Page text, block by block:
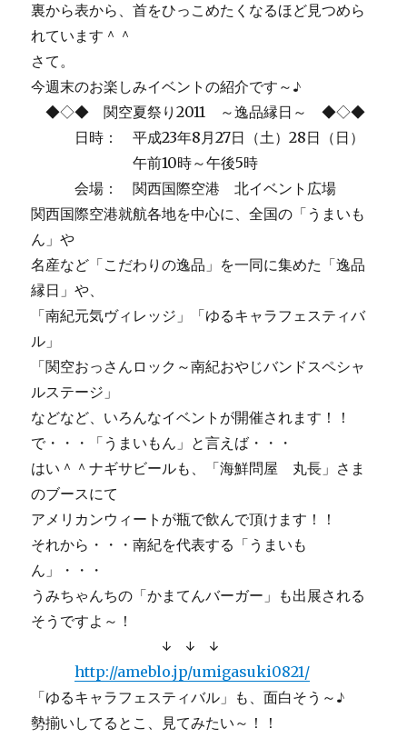
裏から表から、首をひっこめたくなるほど見つめら
れています＾＾
さて。
今週末のお楽しみイベントの紹介です～♪
◆◇◆ 関空夏祭り2011 ～逸品縁日～ ◆◇◆
日時： 平成23年8月27日（土）28日（日）
午前10時～午後5時
会場： 関西国際空港 北イベント広場
関西国際空港就航各地を中心に、全国の「うまいも
ん」や
名産など「こだわりの逸品」を一同に集めた「逸品
縁日」や、
「南紀元気ヴィレッジ」「ゆるキャラフェスティバ
ル」
「関空おっさんロック～南紀おやじバンドスペシャ
ルステージ」
などなど、いろんなイベントが開催されます！！
で・・・「うまいもん」と言えば・・・
はい＾＾ナギサビールも、「海鮮問屋 丸長」さま
のブースにて
アメリカンウィートが瓶で飲んで頂けます！！
それから・・・南紀を代表する「うまいも
ん」・・・
うみちゃんちの「かまてんバーガー」も出展される
そうですよ～！
↓ ↓ ↓
http://ameblo.jp/umigasuki0821/
「ゆるキャラフェスティバル」も、面白そう～♪
勢揃いしてるとこ、見てみたい～！！